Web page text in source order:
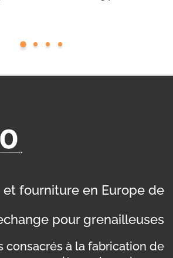
et fourniture en Europe de
pour grenailleuses
consacrés à la fabrication de